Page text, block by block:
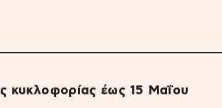
κυκλοφορίας έως 15 Μαΐου